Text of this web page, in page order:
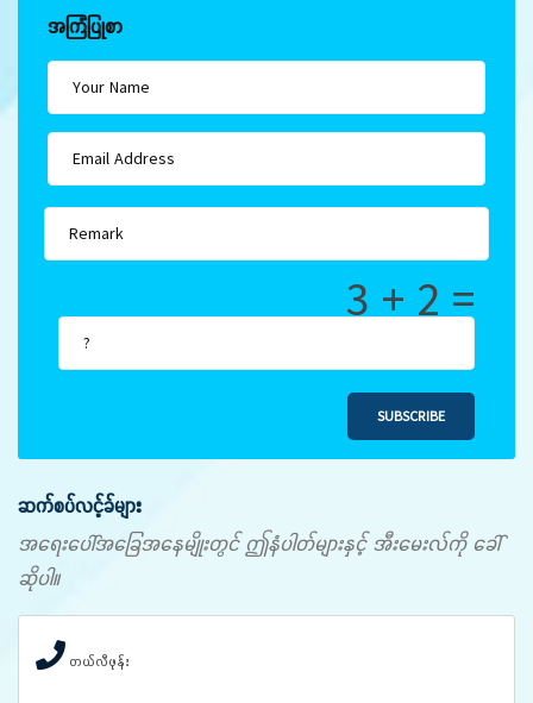
အကြံပြုစာ
3 + 2 =
SUBSCRIBE
ဆက်စပ်လင့်ခ်များ
အရေးပေါ်အခြေအနေမျိုးတွင် ဤနံပါတ်များနှင့် အီးမေးလ်ကို ခေါ်
ဆိုပါ။
တယ်လီဖုန်း